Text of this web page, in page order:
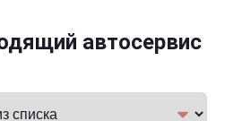
автосервис